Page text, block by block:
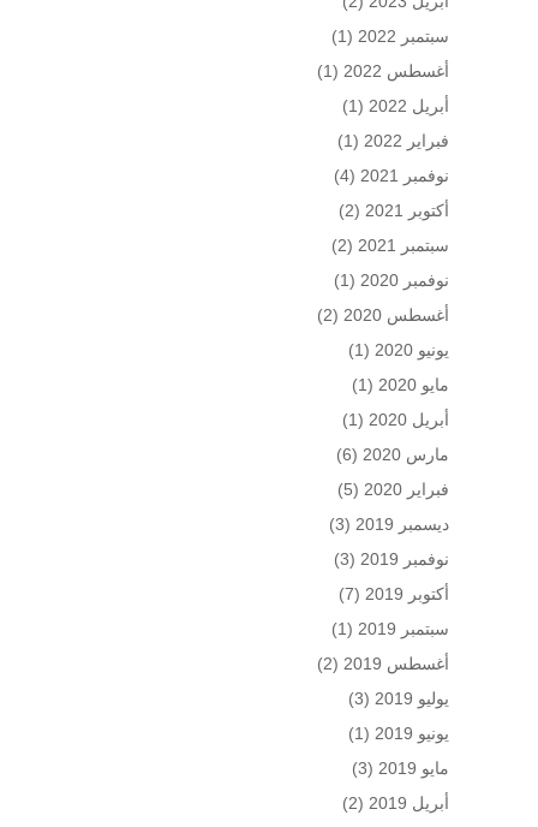
سبتمبر 2022
(1)
أغسطس 2022
(1)
أبريل 2022
(1)
فبراير 2022
(1)
نوفمبر 2021
(4)
أكتوبر 2021
(2)
سبتمبر 2021
(2)
نوفمبر 2020
(1)
أغسطس 2020
(2)
يونيو 2020
(1)
مايو 2020
(1)
أبريل 2020
(1)
مارس 2020
(6)
فبراير 2020
(5)
ديسمبر 2019
(3)
نوفمبر 2019
(3)
أكتوبر 2019
(7)
سبتمبر 2019
(1)
أغسطس 2019
(2)
يوليو 2019
(3)
يونيو 2019
(1)
مايو 2019
(3)
أبريل 2019
(2)